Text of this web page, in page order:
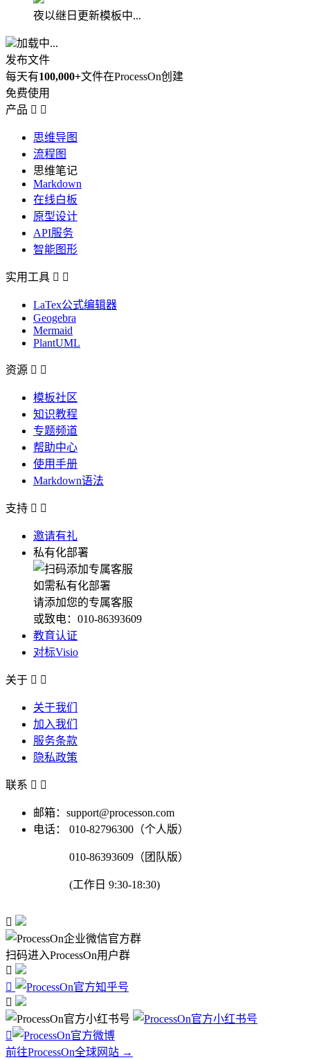
夜以继日更新模板中...
加载中...
发布文件
每天有100,000+文件在ProcessOn创建
免费使用
产品  
思维导图
流程图
思维笔记
Markdown
在线白板
原型设计
API服务
智能图形
实用工具  
LaTex公式编辑器
Geogebra
Mermaid
PlantUML
资源  
模板社区
知识教程
专题频道
帮助中心
使用手册
Markdown语法
支持  
邀请有礼
私有化部署
如需私有化部署
请添加您的专属客服
或致电：010-86393609
教育认证
对标Visio
关于  
关于我们
加入我们
服务条款
隐私政策
联系  
邮箱：support@processon.com
电话：
010-82796300（个人版）
010-86393609（团队版）
(工作日 9:30-18:30)

扫码进入ProcessOn用户群




前往ProcessOn全球网站 →